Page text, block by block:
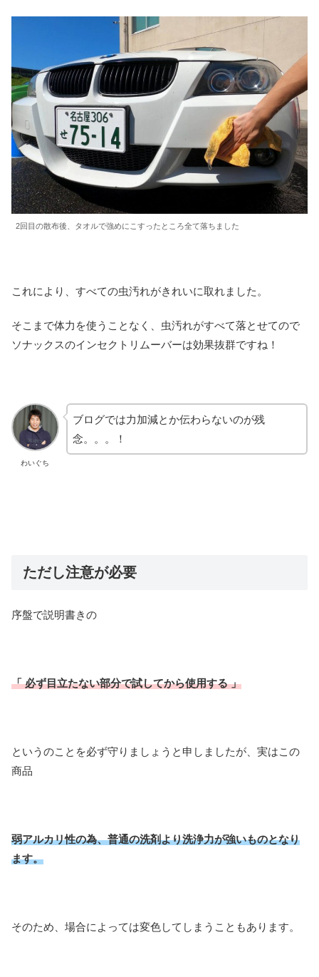
2回目の散布後、タオルで強めにこすったところ全て落ちました
これにより、すべての虫汚れがきれいに取れました。
そこまで体力を使うことなく、虫汚れがすべて落とせてので
ソナックスのインセクトリムーバーは効果抜群ですね！
わいぐち
ブログでは力加減とか伝わらないのが残
念。。。！
ただし注意が必要
序盤で説明書きの
「 必ず目立たない部分で試してから使用する 」
というのことを必ず守りましょうと申しましたが、実はこの
商品
弱アルカリ性の為、普通の洗剤より洗浄力が強いものとなり
ます。
そのため、場合によっては変色してしまうこともあります。